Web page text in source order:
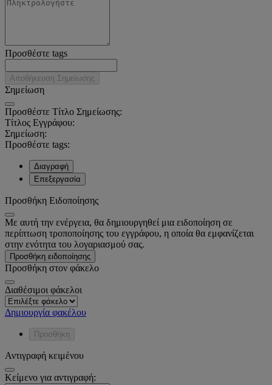
Προσθέστε tags
Αποθήκευση Σημείωσης
Σημείωση
Προσθέστε Τίτλο Σημείωσης:
Τίτλος Εγγράφου:
Σημείωση:
Προσθέστε tags:
Διαγραφή
Επεξεργασία
Προσθήκη Ειδοποίησης
Με αυτή την ενέργεια, θα δημιουργηθεί μια ειδοποίηση σε
περίπτωση τροποποίησης του εγγράφου, η οποία θα εμφανίζεται
στην ενότητα του λογαριασμού σας.
Προσθήκη ειδοποίησης
Προσθήκη στον φάκελο
Διαθέσιμοι φάκελοι
Δημιουργία φακέλου
Προσθήκη
Αντιγραφή κειμένου
Κείμενο για αντιγραφή: